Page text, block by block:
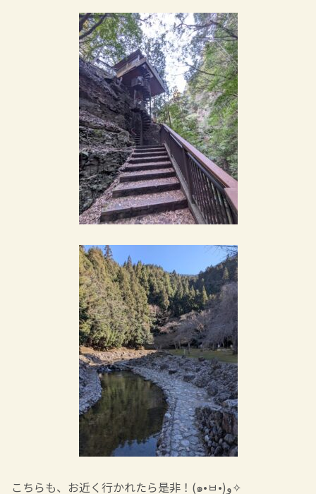
こちらも、お近く行かれたら是非！(๑•ㅂ•)و✧